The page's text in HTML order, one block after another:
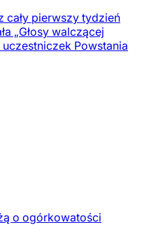
cały pierwszy tydzień
„Głosy walczącej
Powstania
o ogórkowatości